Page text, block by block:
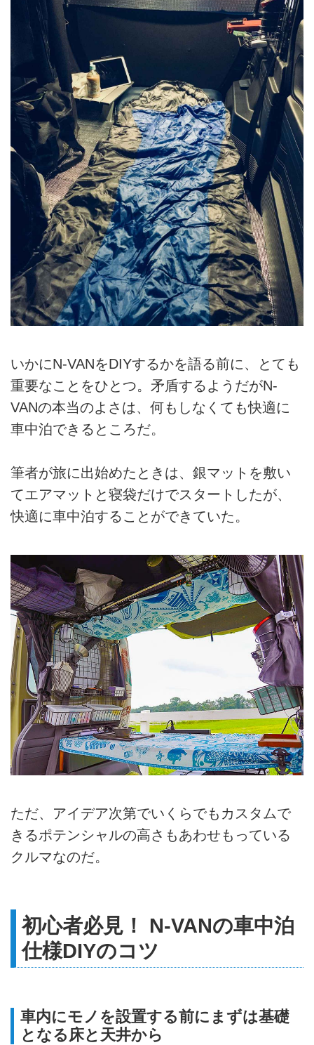
いかにN-VANをDIYするかを語る前に、とても
重要なことをひとつ。矛盾するようだがN-
VANの本当のよさは、何もしなくても快適に
車中泊できるところだ。
筆者が旅に出始めたときは、銀マットを敷い
てエアマットと寝袋だけでスタートしたが、
快適に車中泊することができていた。
ただ、アイデア次第でいくらでもカスタムで
きるポテンシャルの高さもあわせもっている
クルマなのだ。
初心者必見！ N-VANの車中泊
仕様DIYのコツ
車内にモノを設置する前にまずは基礎
となる床と天井から